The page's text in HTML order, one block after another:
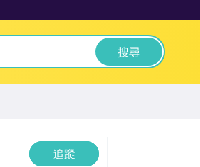
搜尋
追蹤